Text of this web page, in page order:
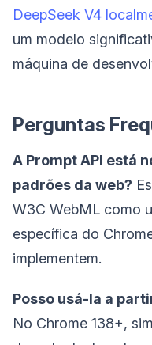
DeepSeek V4
um modelo
máquina de
Perguntas
A Prompt API está
padrões da web?
W3C WebML como
específica do
implementem.
Posso usá-la a
No Chrome 138+,